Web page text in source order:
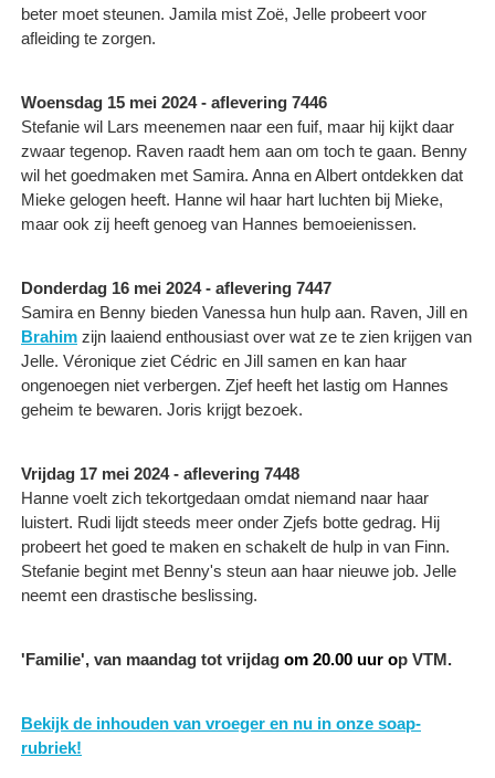
beter moet steunen. Jamila mist Zoë, Jelle probeert voor
afleiding te zorgen.
Woensdag 15 mei 2024 - aflevering 7446
Stefanie wil Lars meenemen naar een fuif, maar hij kijkt daar
zwaar tegenop. Raven raadt hem aan om toch te gaan. Benny
wil het goedmaken met Samira. Anna en Albert ontdekken dat
Mieke gelogen heeft. Hanne wil haar hart luchten bij Mieke,
maar ook zij heeft genoeg van Hannes bemoeienissen.
Donderdag 16 mei 2024 - aflevering 7447
Samira en Benny bieden Vanessa hun hulp aan. Raven, Jill en
Brahim zijn laaiend enthousiast over wat ze te zien krijgen van
Jelle. Véronique ziet Cédric en Jill samen en kan haar
ongenoegen niet verbergen. Zjef heeft het lastig om Hannes
geheim te bewaren. Joris krijgt bezoek.
Vrijdag 17 mei 2024 - aflevering 7448
Hanne voelt zich tekortgedaan omdat niemand naar haar
luistert. Rudi lijdt steeds meer onder Zjefs botte gedrag. Hij
probeert het goed te maken en schakelt de hulp in van Finn.
Stefanie begint met Benny's steun aan haar nieuwe job. Jelle
neemt een drastische beslissing.
'Familie', van maandag tot vrijdag om 20.00 uur op VTM.
Bekijk de inhouden van vroeger en nu in onze soap-
rubriek!